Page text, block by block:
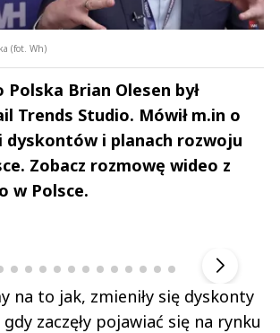
(fot. Wh)
Brian Olesen był
Trends Studio. Mówił m.in o
dyskontów i planach rozwoju
Zobacz rozmowę wideo z
w Polsce.
na to jak, zmieniły się dyskonty
zaczęły pojawiać się na rynku